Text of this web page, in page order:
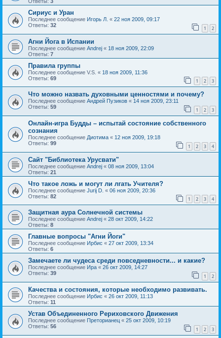
Сириус и Уран
Последнее сообщение Игорь Л. « 22 ноя 2009, 09:17
Ответы: 32 1 2
Агни Йога в Испании
Последнее сообщение Andrej « 18 ноя 2009, 22:09
Ответы: 7
Правила группы
Последнее сообщение V.S. « 18 ноя 2009, 11:36
Ответы: 69 1 2 3
Что можно назвать духовными ценностями и почему?
Последнее сообщение Андрей Пузиков « 14 ноя 2009, 23:11
Ответы: 59 1 2 3
Онлайн-игра Будды – испытай состояние собственного
сознания
Последнее сообщение Диотима « 12 ноя 2009, 19:18
Ответы: 99 1 2 3 4
Сайт "Библиотека Урусвати"
Последнее сообщение Andrej « 08 ноя 2009, 13:04
Ответы: 21
Что такое ложь и могут ли лгать Учителя?
Последнее сообщение Jurij D. « 06 ноя 2009, 20:36
Ответы: 82 1 2 3 4
Защитная аура Солнечной системы
Последнее сообщение Andrej « 28 окт 2009, 14:22
Ответы: 8
Главные вопросы "Агни Йоги"
Последнее сообщение Ирбис « 27 окт 2009, 13:34
Ответы: 6
Замечаете ли чудеса среди повседневности... и какие?
Последнее сообщение Ира « 26 окт 2009, 14:27
Ответы: 39 1 2
Качества и состояния, которые необходимо развивать.
Последнее сообщение Ирбис « 26 окт 2009, 11:13
Ответы: 11
Устав Объединенного Рериховского Движения
Последнее сообщение Преторианец « 25 окт 2009, 10:19
Ответы: 56 1 2 3